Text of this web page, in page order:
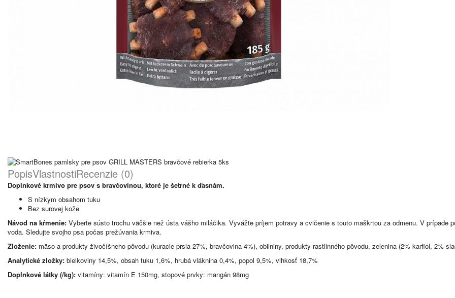
PopisVlastnostiRecenzie (0)
Doplnkové krmivo pre psov s bravčovinou, ktoré je šetrné k ďasnám.
S nízkym obsahom tuku
Bez surovej kože
Návod na kŕmenie: Vyberte sústo trochu väčšie než ústa vášho miláčika. Vyvážte príjem potravy a cvičenie s touto maškrtou za odmenu. V
voda. Sledujte svojho psa počas prežúvania krmiva.
Zloženie: mäso a produkty živočíšneho pôvodu (kuracie prsia 27%, bravčovina 4%), obilniny, produkty rastlinného pôvodu, zelenina (2% karfiol, 2%
Analytické zložky: bielkoviny 14,5%, obsah tuku 1,6%, hrubá vláknina 0,4%, popol 9,5%, vlhkosť 18,7%
Doplnkové látky (/kg): vitamíny: vitamín E 150mg, stopové prvky: mangán 98mg